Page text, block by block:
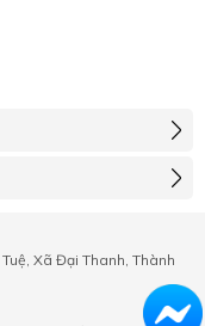
Xã Đại Thanh, Thành